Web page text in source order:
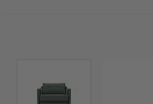
Innovation